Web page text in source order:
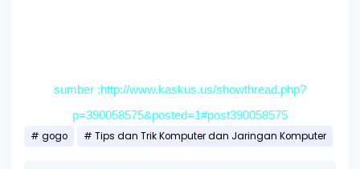
sumber :http://www.kaskus.us/showthread.php?
p=390058575&posted=1#post390058575
gogo Tips dan Trik Komputer dan Jaringan Komputer